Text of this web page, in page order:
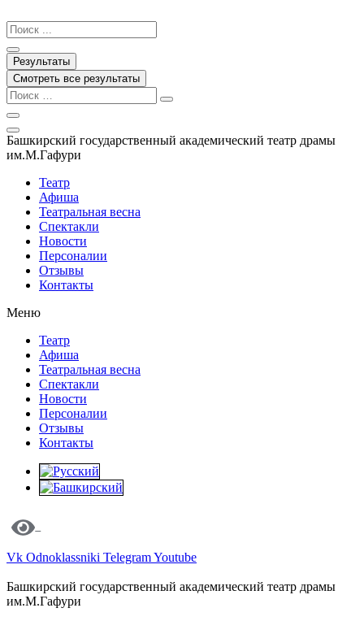
к
содержимому
Search
...
Результаты
Смотреть все результаты
Башкирский государственный академический театр драмы
им.М.Гафури
Театр
Афиша
Театральная весна
Спектакли
Новости
Персоналии
Отзывы
Контакты
Меню
Театр
Афиша
Театральная весна
Спектакли
Новости
Персоналии
Отзывы
Контакты
Vk Odnoklassniki TelegramYoutube
Башкирский государственный академический театр драмы
им.М.Гафури